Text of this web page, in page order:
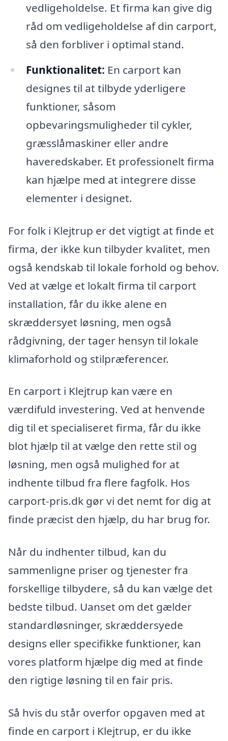
vedligeholdelse. Et firma kan give dig
råd om vedligeholdelse af din carport,
så den forbliver i optimal stand.
Funktionalitet: En carport kan
designes til at tilbyde yderligere
funktioner, såsom
opbevaringsmuligheder til cykler,
græsslåmaskiner eller andre
haveredskaber. Et professionelt firma
kan hjælpe med at integrere disse
elementer i designet.
For folk i Klejtrup er det vigtigt at finde et
firma, der ikke kun tilbyder kvalitet, men
også kendskab til lokale forhold og behov.
Ved at vælge et lokalt firma til carport
installation, får du ikke alene en
skræddersyet løsning, men også
rådgivning, der tager hensyn til lokale
klimaforhold og stilpræferencer.
En carport i Klejtrup kan være en
værdifuld investering. Ved at henvende
dig til et specialiseret firma, får du ikke
blot hjælp til at vælge den rette stil og
løsning, men også mulighed for at
indhente tilbud fra flere fagfolk. Hos
carport-pris.dk gør vi det nemt for dig at
finde præcist den hjælp, du har brug for.
Når du indhenter tilbud, kan du
sammenligne priser og tjenester fra
forskellige tilbydere, så du kan vælge det
bedste tilbud. Uanset om det gælder
standardløsninger, skræddersyede
designs eller specifikke funktioner, kan
vores platform hjælpe dig med at finde
den rigtige løsning til en fair pris.
Så hvis du står overfor opgaven med at
finde en carport i Klejtrup, er du ikke